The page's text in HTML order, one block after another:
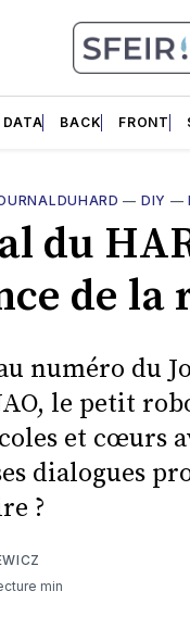
DATA BACK FRONT
— DIY —
du
de la
numéro du
le petit
et cœurs
dialogues
?
min